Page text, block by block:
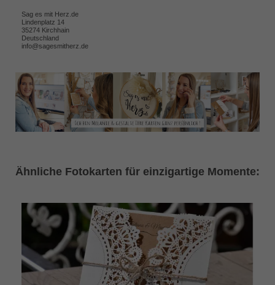
Sag es mit Herz.de
Lindenplatz 14
35274 Kirchhain
Deutschland
info@sagesmitherz.de
Ähnliche Fotokarten für einzigartige Momente: